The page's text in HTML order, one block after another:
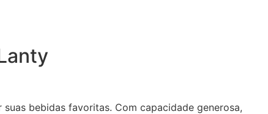
bebidas favoritas. Com capacidade generosa,